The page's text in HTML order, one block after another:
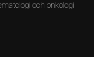
och onkologi